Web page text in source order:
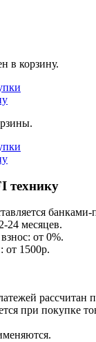
в корзину.
технику
24 месяцев.
от 0%.
от 1500р.
рассчитан
при покупке